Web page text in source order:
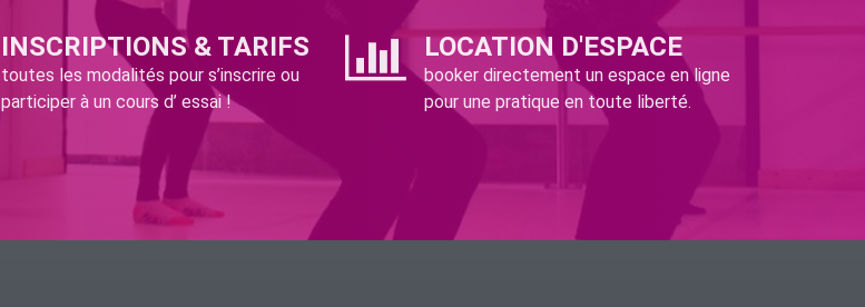
INSCRIPTIONS & TARIFS
toutes les modalités pour s’inscrire ou
participer à un cours d’ essai !
LOCATION D'ESPACE
booker directement un espace en ligne
pour une pratique en toute liberté.